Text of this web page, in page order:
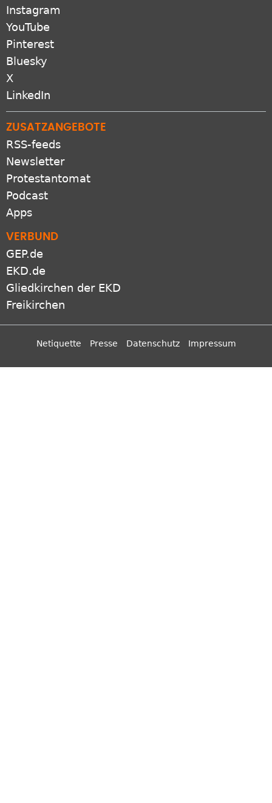
Instagram
YouTube
Pinterest
Bluesky
X
LinkedIn
ZUSATZANGEBOTE
RSS-feeds
Newsletter
Protestantomat
Podcast
Apps
VERBUND
GEP.de
EKD.de
Gliedkirchen der EKD
Freikirchen
Netiquette Presse Datenschutz Impressum